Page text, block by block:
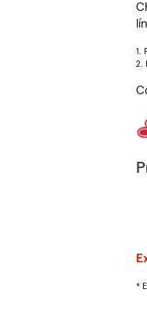
1.
2.
*